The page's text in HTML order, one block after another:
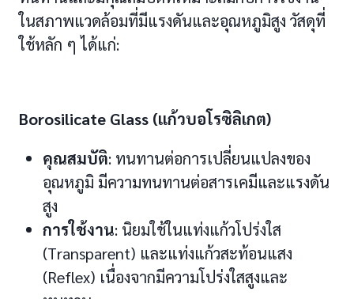
ในสภาพแวดล้อมที่มีแรงดันและอุณหภูมิสูง วัสดุที่
ใช้หลัก ๆ ได้แก่:
Borosilicate Glass (แก้วบอโรซิลิเกต)
คุณสมบัติ: ทนทานต่อการเปลี่ยนแปลงของ
อุณหภูมิ มีความทนทานต่อสารเคมีและแรงดัน
สูง
การใช้งาน: นิยมใช้ในแท่งแก้วโปร่งใส
(Transparent) และแท่งแก้วสะท้อนแสง
(Reflex) เนื่องจากมีความโปร่งใสสูงและ